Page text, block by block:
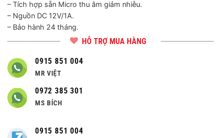
– Tích hợp sẵn Micro thu âm giảm nhiễu.
– Nguồn DC 12V/1A.
– Bảo hành 24 tháng.
HỖ TRỢ MUA HÀNG
0915 851 004
MR VIỆT
0972 385 301
MS BÍCH
0915 851 004